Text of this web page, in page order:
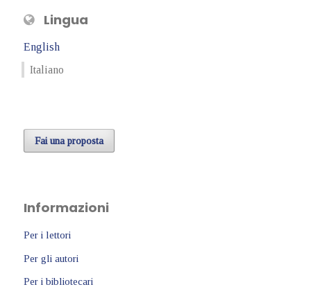
Lingua
English
Italiano
Fai una proposta
Informazioni
Per i lettori
Per gli autori
Per i bibliotecari